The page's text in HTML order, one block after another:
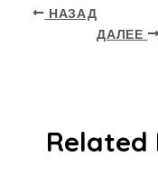
НАЗАД
ДАЛЕЕ
Related